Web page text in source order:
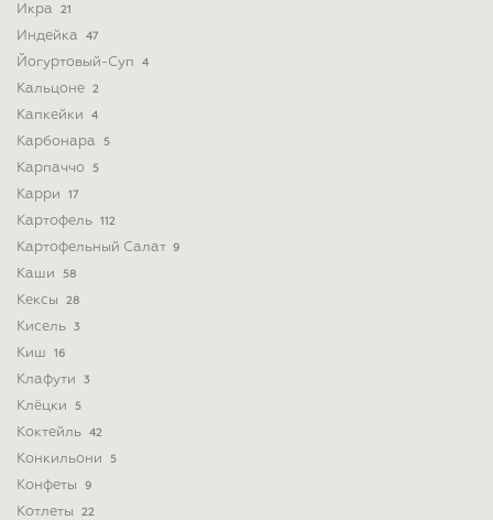
Икра 21
Индейка 47
Йогуртовый-Суп 4
Кальцоне 2
Капкейки 4
Карбонара 5
Карпаччо 5
Карри 17
Картофель 112
Картофельный Салат 9
Каши 58
Кексы 28
Кисель 3
Киш 16
Клафути 3
Клёцки 5
Коктейль 42
Конкильони 5
Конфеты 9
Котлеты 22